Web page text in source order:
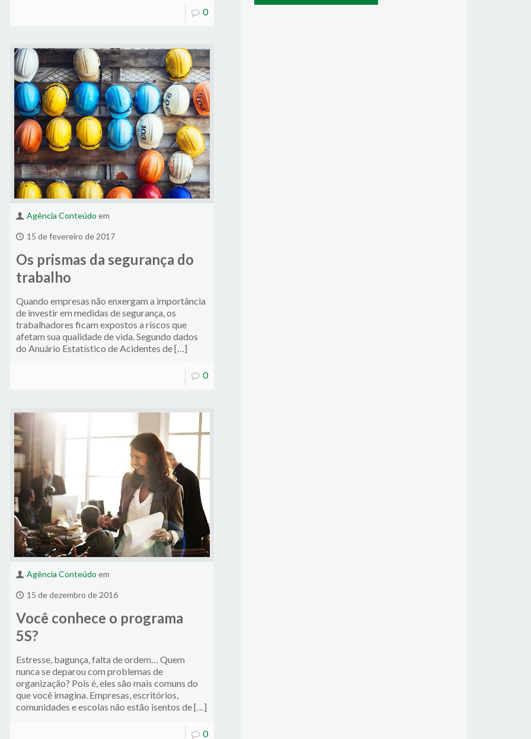
0
Agência Conteúdo em
15 de fevereiro de 2017
Os prismas da segurança do
trabalho
Quando empresas não enxergam a importância
de investir em medidas de segurança, os
trabalhadores ficam expostos a riscos que
afetam sua qualidade de vida. Segundo dados
do Anuário Estatístico de Acidentes de […]
0
Agência Conteúdo em
15 de dezembro de 2016
Você conhece o programa
5S?
Estresse, bagunça, falta de ordem… Quem
nunca se deparou com problemas de
organização? Pois é, eles são mais comuns do
que você imagina. Empresas, escritórios,
comunidades e escolas não estão isentos de […]
0